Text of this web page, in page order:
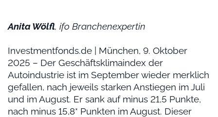
Anita Wölfl, ifo Branchenexpertin
Investmentfonds.de | München, 9. Oktober
2025 – Der Geschäftsklimaindex der
Autoindustrie ist im September wieder merklich
gefallen, nach jeweils starken Anstiegen im Juli
und im August. Er sank auf minus 21,5 Punkte,
nach minus 15,8* Punkten im August. Dieser